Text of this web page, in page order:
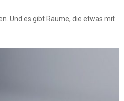
Und es gibt Räume, die etwas mit